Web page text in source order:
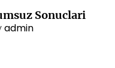
Sonuclari
admin